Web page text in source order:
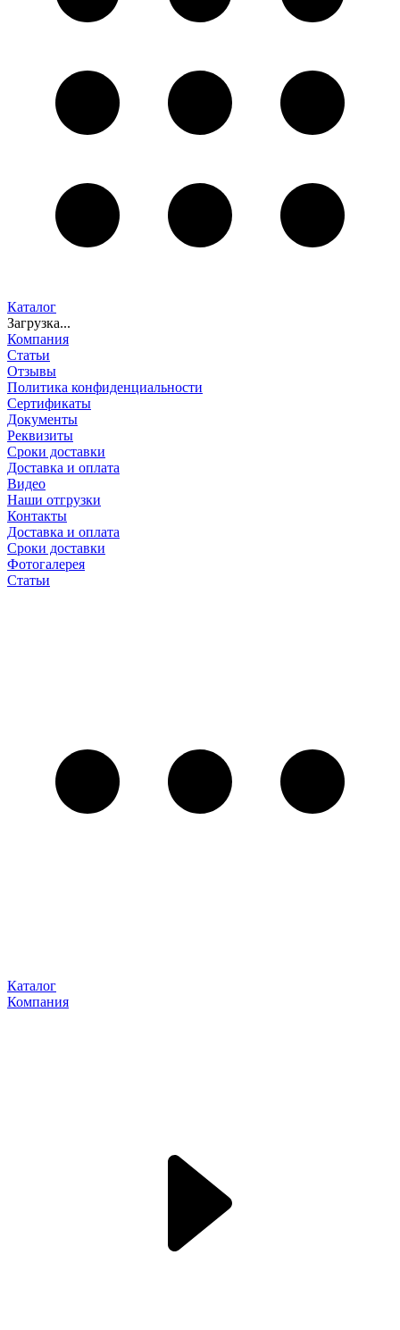
Каталог
Загрузка...
Компания
Статьи
Отзывы
Политика конфиденциальности
Сертификаты
Документы
Реквизиты
Сроки доставки
Доставка и оплата
Видео
Наши отгрузки
Контакты
Доставка и оплата
Сроки доставки
Фотогалерея
Статьи
Каталог
Компания